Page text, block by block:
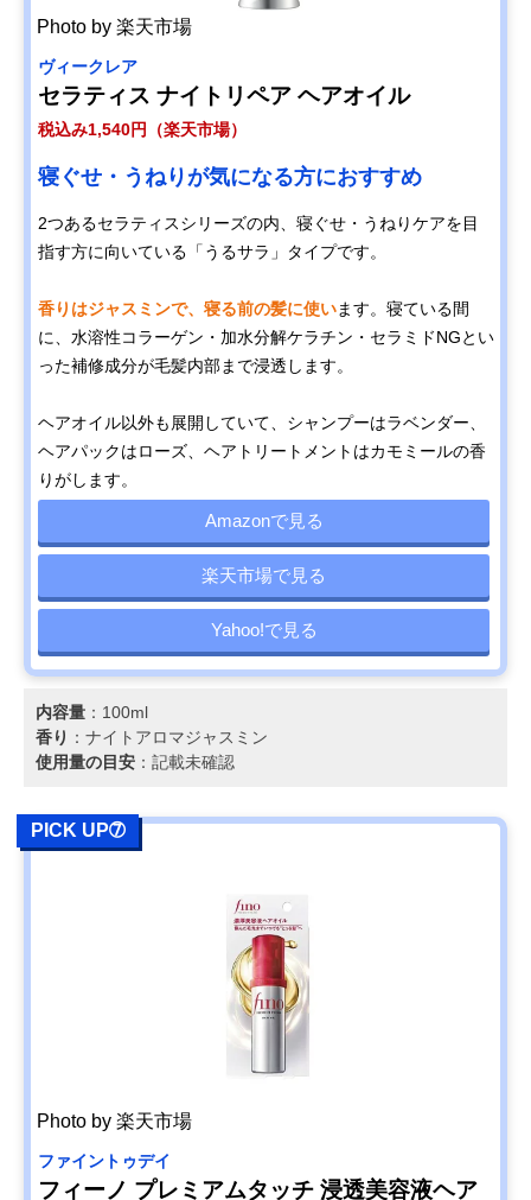
Photo by 楽天市場
ヴィークレア
セラティス ナイトリペア ヘアオイル
税込み1,540円（楽天市場）
寝ぐせ・うねりが気になる方におすすめ
2つあるセラティスシリーズの内、寝ぐせ・うねりケアを目
指す方に向いている「うるサラ」タイプです。
香りはジャスミンで、寝る前の髪に使います。寝ている間
に、水溶性コラーゲン・加水分解ケラチン・セラミドNGとい
った補修成分が毛髪内部まで浸透します。
ヘアオイル以外も展開していて、シャンプーはラベンダー、
ヘアパックはローズ、ヘアトリートメントはカモミールの香
りがします。
Amazonで見る
楽天市場で見る
Yahoo!で見る
内容量 ：100ml
香り ：ナイトアロマジャスミン
使用量の目安 ：記載未確認
PICK UP➆
Photo by 楽天市場
ファイントゥデイ
フィーノ プレミアムタッチ 浸透美容液ヘア